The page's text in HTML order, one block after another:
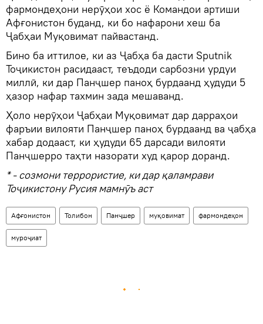
фармондеҳони нерӯҳои хос ё Командои артиши
Афғонистон буданд, ки бо нафарони хеш ба
Ҷабҳаи Муқовимат пайвастанд.
Бино ба иттилое, ки аз Ҷабҳа ба дасти Sputnik
Тоҷикистон расидааст, теъдоди сарбозни урдуи
миллӣ, ки дар Панҷшер паноҳ бурдаанд ҳудуди 5
ҳазор нафар тахмин зада мешаванд.
Ҳоло нерӯҳои Ҷабҳаи Муқовимат дар дарраҳои
фаръии вилояти Панҷшер паноҳ бурдаанд ва ҷабҳа
хабар додааст, ки ҳудуди 65 дарсади вилояти
Панҷшерро таҳти назорати худ қарор доранд.
* - созмони террористие, ки дар қаламрави
Тоҷикистону Русия мамнӯъ аст
Афғонистон Толибон Панҷшер муқовимат фармондеҳон
муроҷиат